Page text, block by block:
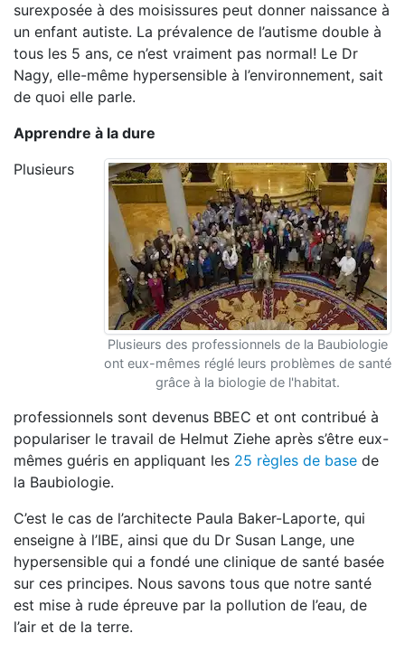
surexposée à des moisissures peut donner naissance à
un enfant autiste. La prévalence de l’autisme double à
tous les 5 ans, ce n’est vraiment pas normal! Le Dr
Nagy, elle-même hypersensible à l’environnement, sait
de quoi elle parle.
Apprendre à la dure
Plusieurs des professionnels de la Baubiologie
ont eux-mêmes réglé leurs problèmes de santé
grâce à la biologie de l'habitat.
Plusieurs
professionnels sont devenus BBEC et ont contribué à
populariser le travail de Helmut Ziehe après s’être eux-
mêmes guéris en appliquant les 25 règles de base de
la Baubiologie.
C’est le cas de l’architecte Paula Baker-Laporte, qui
enseigne à l’IBE, ainsi que du Dr Susan Lange, une
hypersensible qui a fondé une clinique de santé basée
sur ces principes. Nous savons tous que notre santé
est mise à rude épreuve par la pollution de l’eau, de
l’air et de la terre.